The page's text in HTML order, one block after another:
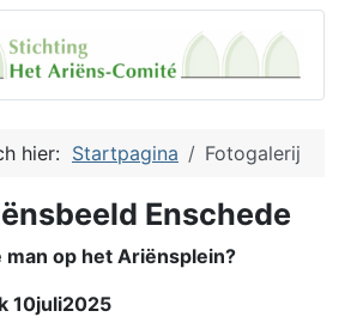
hier: Startpagina Fotogalerij
Enschede
man op het Ariënsplein?
10juli2025